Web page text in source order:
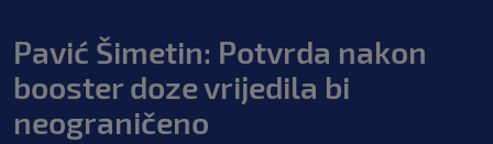
Pavić Šimetin: Potvrda nakon
booster doze vrijedila bi
neograničeno